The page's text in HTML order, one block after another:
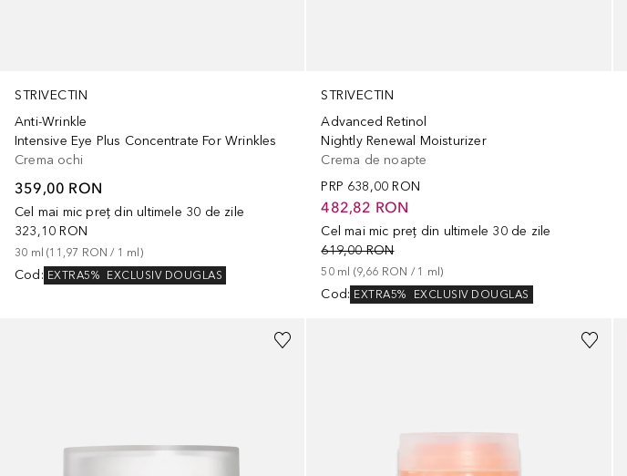
STRIVECTIN
Anti-Wrinkle
Intensive Eye Plus Concentrate For Wrinkles
Crema ochi
359,00 RON
Cel mai mic preț din ultimele 30 de zile
323,10 RON
30 ml (11,97 RON / 1 ml )
Cod : EXTRA5% EXCLUSIV DOUGLAS
STRIVECTIN
Advanced Retinol
Nightly Renewal Moisturizer
Crema de noapte
PRP 638,00 RON
482,82 RON
Cel mai mic preț din ultimele 30 de zile
619,00 RON
50 ml (9,66 RON / 1 ml )
Cod: EXTRA5% EXCLUSIV DOUGLAS